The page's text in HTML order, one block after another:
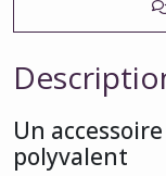
Un
polyvalent